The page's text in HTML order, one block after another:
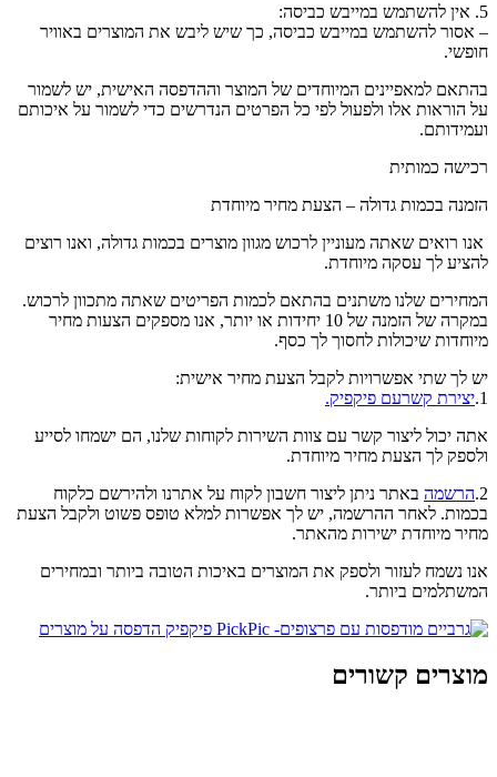
5. אין להשתמש במייבש כביסה:
– אסור להשתמש במייבש כביסה, כך שיש ליבש את המוצרים באוויר
חופשי.
בהתאם למאפיינים המיוחדים של המוצר וההדפסה האישית, יש לשמור
על הוראות אלו ולפעול לפי כל הפרטים הנדרשים כדי לשמור על איכותם
ועמידותם.
רכישה כמותית
הזמנה בכמות גדולה – הצעת מחיר מיוחדת
אנו רואים שאתה מעוניין לרכוש מגוון מוצרים בכמות גדולה, ואנו רוצים
להציע לך עסקה מיוחדת.
המחירים שלנו משתנים בהתאם לכמות הפריטים שאתה מתכוון לרכוש.
במקרה של הזמנה של 10 יחידות או יותר, אנו מספקים הצעות מחיר
מיוחדות שיכולות לחסוך לך כסף.
יש לך שתי אפשרויות לקבל הצעת מחיר אישית:
1. יצירת קשרעם פיקפיק.
אתה יכול ליצור קשר עם צוות השירות לקוחות שלנו, הם ישמחו לסייע
ולספק לך הצעת מחיר מיוחדת.
2. הרשמה באתר ניתן ליצור חשבון לקוח על אתרנו ולהירשם כלקוח
בכמות. לאחר ההרשמה, יש לך אפשרות למלא טופס פשוט ולקבל הצעת
מחיר מיוחדת ישירות מהאתר.
אנו נשמח לעזור ולספק את המוצרים באיכות הטובה ביותר ובמחירים
המשתלמים ביותר.
מוצרים קשורים